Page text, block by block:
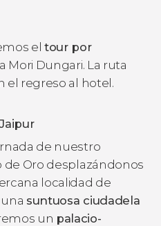
eltour por
Mori Dungari. La ruta
el regreso al hotel.
de nuestro
de Oro desplazándonos
localidad de
suntuosa ciudadela
un palacio-